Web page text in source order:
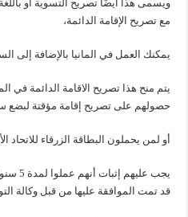
مع تصريح الإقامة الدائمة،
يمكنك العمل في المانيا بالإضافة إلى
يتم منح هذا تصريح الاقامة الدائمة في
حصولهم على تصريح إقامة مؤقتة لبضع
أو لمن يحملون البطاقة الزرقاء للاتحاد
يجب
قد تمت الموافقة عليها من قبل وكالة